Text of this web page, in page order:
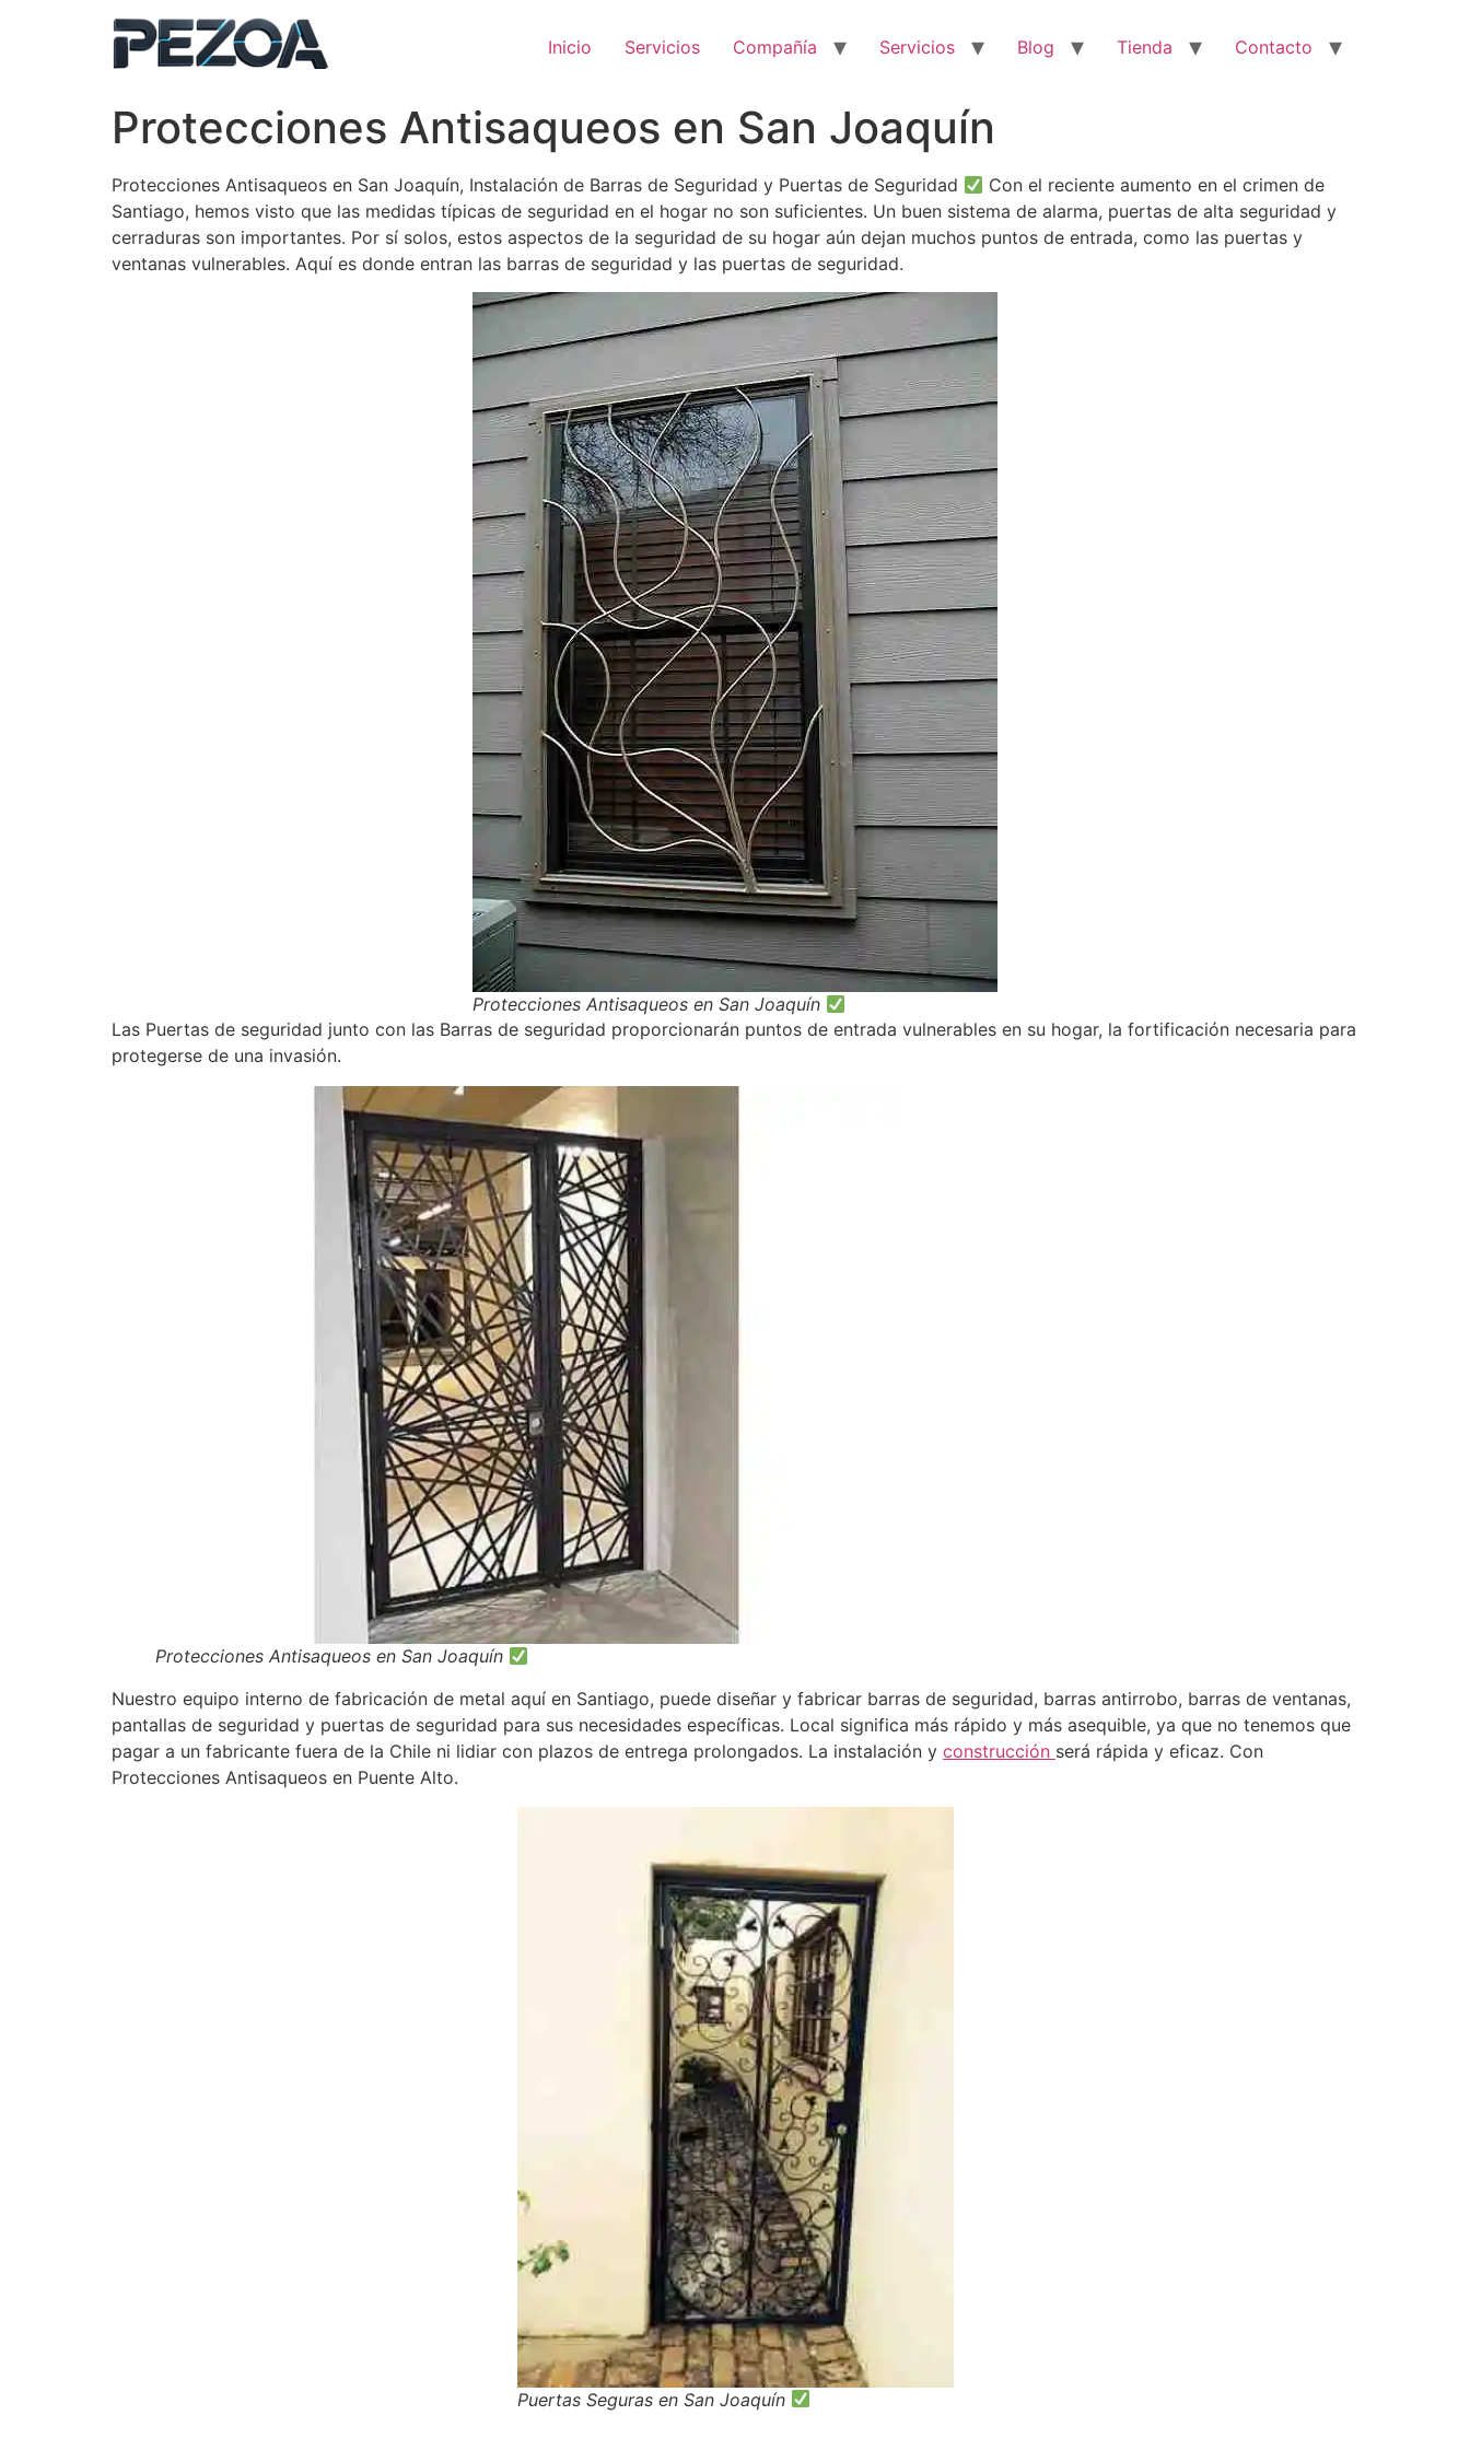
Inicio Servicios Compañía Servicios Blog Tienda Contacto
Protecciones Antisaqueos en San Joaquín
Protecciones Antisaqueos en San Joaquín, Instalación de Barras de Seguridad y Puertas de Seguridad
Con el reciente aumento en el crimen de
Santiago, hemos visto que las medidas típicas de seguridad en el hogar no son suficientes. Un buen sistema de alarma, puertas de alta seguridad y
cerraduras son importantes. Por sí solos, estos aspectos de la seguridad de su hogar aún dejan muchos puntos de entrada, como las puertas y
ventanas vulnerables. Aquí es donde entran las barras de seguridad y las puertas de seguridad.
Protecciones Antisaqueos en San Joaquín
Las Puertas de seguridad junto con las Barras de seguridad proporcionarán puntos de entrada vulnerables en su hogar, la fortificación necesaria para
protegerse de una invasión.
Protecciones Antisaqueos en San Joaquín
Nuestro equipo interno de fabricación de metal aquí en Santiago, puede diseñar y fabricar barras de seguridad, barras antirrobo, barras de ventanas,
pantallas de seguridad y puertas de seguridad para sus necesidades específicas. Local significa más rápido y más asequible, ya que no tenemos que
pagar a un fabricante fuera de la Chile ni lidiar con plazos de entrega prolongados. La instalación y construcción será rápida y eficaz. Con
Protecciones Antisaqueos en Puente Alto.
Puertas Seguras en San Joaquín